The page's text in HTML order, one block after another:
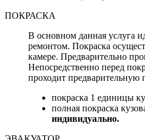
ПОКРАСКА
В основном данная услуга
ремонтом. Покраска
камере. Предварительно
Непосредственно перед
проходит предварительную
покраска 1 единицы
полная покраска
индивидуально.